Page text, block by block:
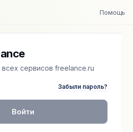
Помощь
сервисов freelance.ru
Забыли пароль?
Войти